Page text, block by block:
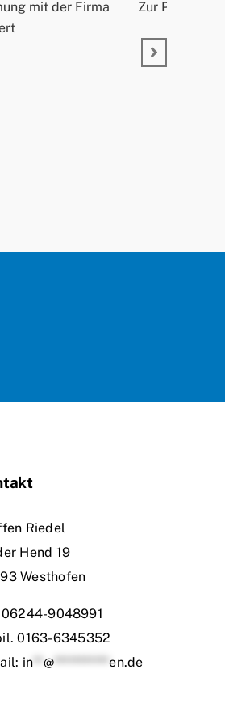
mit der Firma
Zur Person:
Riedel
Hend 19
Westhofen
06244-9048991
0163-6345352
in ** @***********en.de